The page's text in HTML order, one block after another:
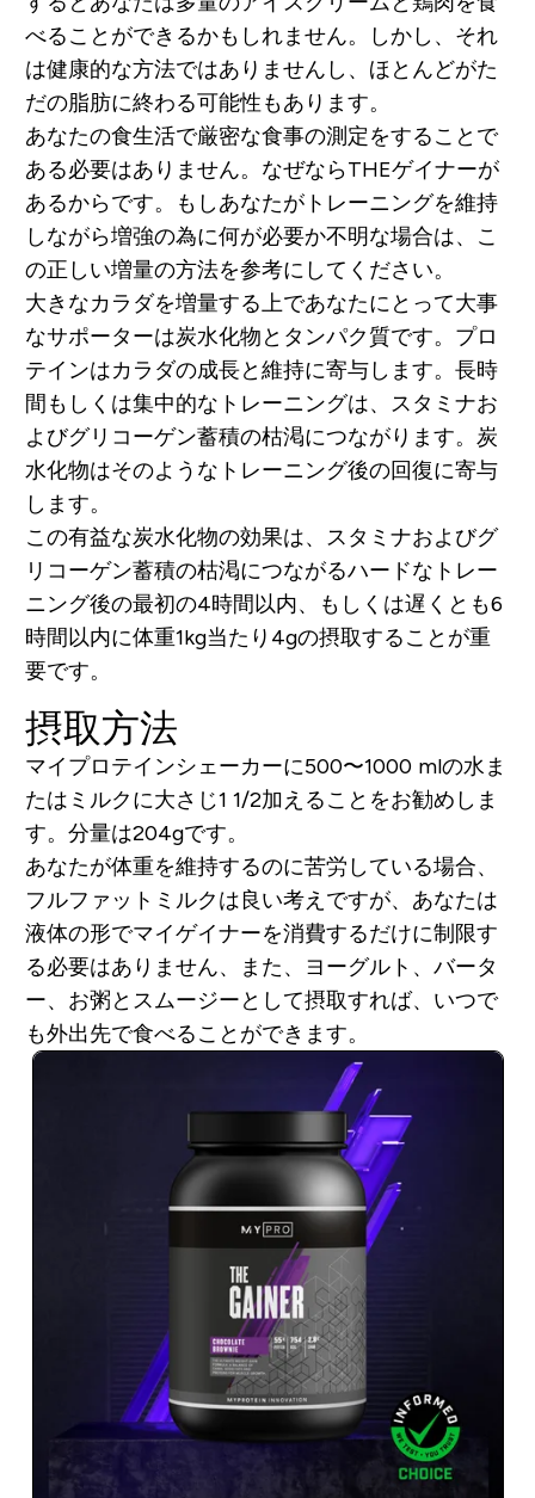
べることができるかもしれません。しかし、それ
は健康的な方法ではありませんし、ほとんどがた
だの脂肪に終わる可能性もあります。
あなたの食生活で厳密な食事の測定をすることで
ある必要はありません。なぜならTHEゲイナーが
あるからです。もしあなたがトレーニングを維持
しながら増強の為に何が必要か不明な場合は、こ
の正しい増量の方法を参考にしてください。
大きなカラダを増量する上であなたにとって大事
なサポーターは炭水化物とタンパク質です。プロ
テインはカラダの成長と維持に寄与します。長時
間もしくは集中的なトレーニングは、スタミナお
よびグリコーゲン蓄積の枯渇につながります。炭
水化物はそのようなトレーニング後の回復に寄与
します。
この有益な炭水化物の効果は、スタミナおよびグ
リコーゲン蓄積の枯渇につながるハードなトレー
ニング後の最初の4時間以内、もしくは遅くとも6
時間以内に体重1kg当たり4gの摂取することが重
要です。
摂取方法
マイプロテインシェーカーに500〜1000 mlの水ま
たはミルクに大さじ1 1/2加えることをお勧めしま
す。分量は204gです。
あなたが体重を維持するのに苦労している場合、
フルファットミルクは良い考えですが、あなたは
液体の形でマイゲイナーを消費するだけに制限す
る必要はありません、また、ヨーグルト、バータ
ー、お粥とスムージーとして摂取すれば、いつで
も外出先で食べることができます。